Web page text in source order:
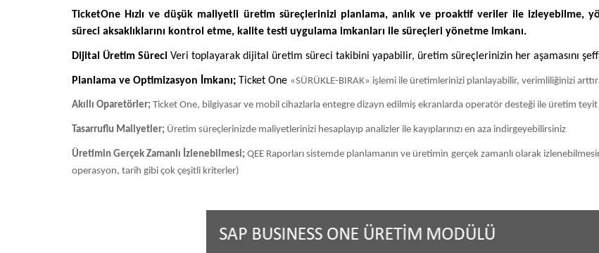
TicketOne Hızlı ve düşük maliyetli üretim süreçlerinizi planlama, anlık ve proaktif veriler ile izleyebilme,
süreci aksaklıklarını kontrol etme, kalite testi uygulama imkanları ile süreçleri yönetme imkanı.
Dijital Üretim Süreci Veri toplayarak dijital üretim süreci takibini yapabilir, üretim süreçlerinizin her aşamasını
Planlama ve Optimizasyon İmkanı; Ticket One «SÜRÜKLE-BIRAK» işlemi ile üretimlerinizi planlayabilir, verimliliğinizi
Akıllı Oparetörler; Ticket One, bilgiyasar ve mobil cihazlarla entegre dizayn edilmiş ekranlarda operatör desteği ile üretim
Tasarruflu Maliyetler; Üretim süreçlerinizde maliyetlerinizi hesaplayıp analizler ile kayıplarınızı en aza indirgeyebilirsiniz
Üretimin Gerçek Zamanlı İzlenebilmesi;QEE Raporları sistemde planlamanın ve üretimin gerçek zamanlı olarak
operasyon, tarih gibi çok çeşitli kriterler)